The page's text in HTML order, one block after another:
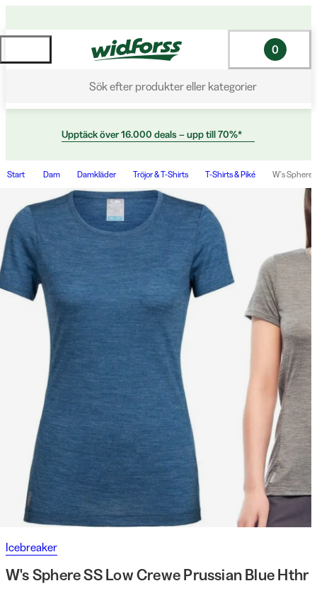
Sök efter produkter eller kategorier
0
Upptäck över 16.000 deals – upp till 70%*
Start Dam Damkläder Tröjor & T-Shirts T-Shirts & Piké W's Sphere
Icebreaker
W's Sphere SS Low Crewe Prussian Blue Hthr